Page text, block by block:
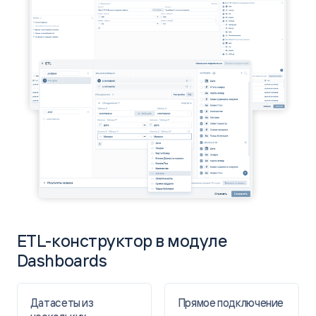
В 5 раз быстрее формируются отчеты по запросу.
20 МЛН
строк новых данных в
месяц
Polymatica
ETL-конструктор в модуле
Dashboards
Датасеты из
Прямое подключение